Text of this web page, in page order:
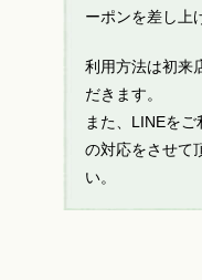
ーポンを差し上
利用方法は初来
だきます。
また、LINEを
の対応をさせて
い。